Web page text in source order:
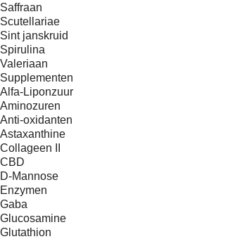
Saffraan
Scutellariae
Sint janskruid
Spirulina
Valeriaan
Supplementen
Alfa-Liponzuur
Aminozuren
Anti-oxidanten
Astaxanthine
Collageen II
CBD
D-Mannose
Enzymen
Gaba
Glucosamine
Glutathion